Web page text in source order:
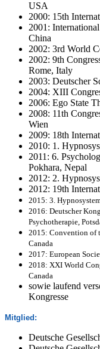
USA
2000: 15th
2001:
China
2002: 3rd World
2002: 9th
Rome, Italy
2003: Deutscher
2004: XIII
2006: Ego State
2008: 11th
Wien
2009: 18th
2010: 1.
2011: 6.
Pokhara, Nepal
2012: 2.
2012: 19th
2015: 3.
2016: Deutscher
Psychotherapie,
2015: Convention of
Canada
2017: European
2018: XXI World
Canada
sowie laufend
Kongresse
Mitglied:
Deutsche